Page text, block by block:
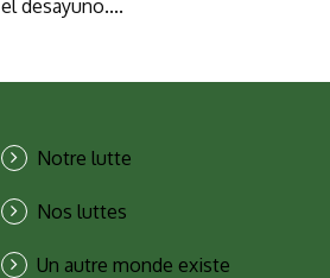
el desayuno....
Notre lutte
Nos luttes
Un autre monde existe